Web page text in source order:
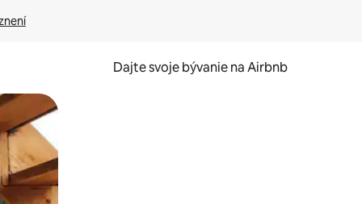
Dajte svoje bývanie na Airbnb